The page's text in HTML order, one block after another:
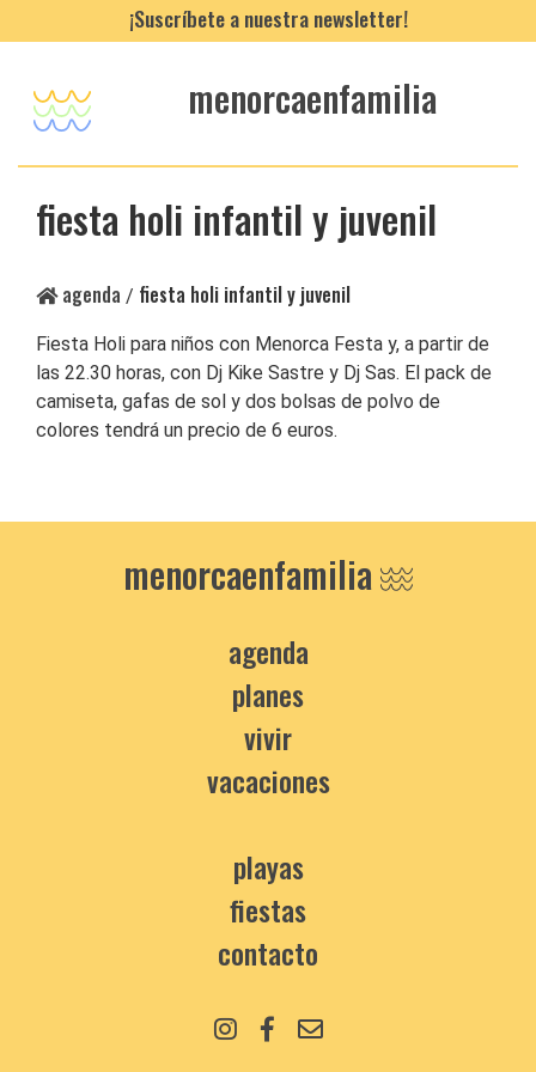
¡Suscríbete a nuestra newsletter!
menorcaenfamilia
fiesta holi infantil y juvenil
agenda / fiesta holi infantil y juvenil
Fiesta Holi para niños con Menorca Festa y, a partir de
las 22.30 horas, con Dj Kike Sastre y Dj Sas. El pack de
camiseta, gafas de sol y dos bolsas de polvo de
colores tendrá un precio de 6 euros.
menorcaenfamilia
agenda
planes
vivir
vacaciones
playas
fiestas
contacto